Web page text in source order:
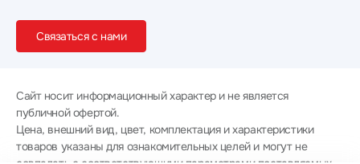
Связаться с нами
Сайт носит информационный характер и не является
публичной офертой.
Цена, внешний вид, цвет, комплектация и характеристики
товаров указаны для ознакомительных целей и могут не